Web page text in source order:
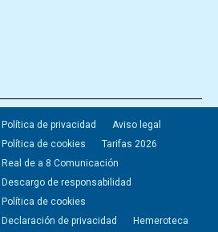
Política de privacidad
Aviso legal
Política de cookies
Tarifas 2026
Real de a 8 Comunicación
Descargo de responsabilidad
Política de cookies
Declaración de privacidad
Hemeroteca